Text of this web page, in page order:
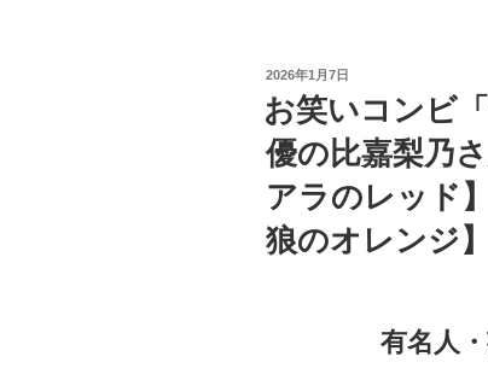
投
日:
2026年1月7日
お笑いコンビ
優の比嘉梨乃
アラのレッド
狼のオレンジ】
有名人